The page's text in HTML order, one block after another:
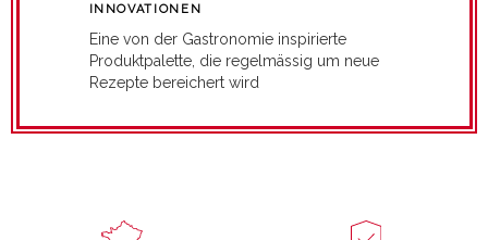
INNOVATIONEN
Eine von der Gastronomie inspirierte
Produktpalette, die regelmässig um neue
Rezepte bereichert wird